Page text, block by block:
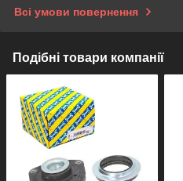
Всі умови повернення
Подібні товари компанії